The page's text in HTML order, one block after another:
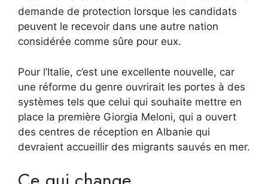
demande de protection lorsque les candidats
peuvent le recevoir dans une autre nation
considérée comme sûre pour eux.
Pour l’Italie, c’est une excellente nouvelle, car
une réforme du genre ouvrirait les portes à des
systèmes tels que celui qui souhaite mettre en
place la première Giorgia Meloni, qui a ouvert
des centres de réception en Albanie qui
devraient accueillir des migrants sauvés en mer.